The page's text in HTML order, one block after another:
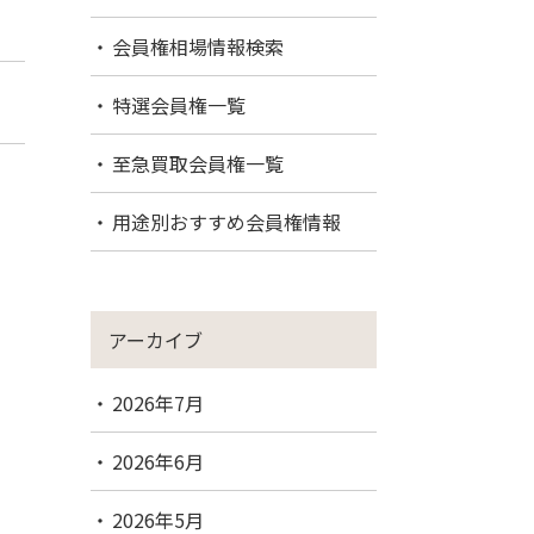
会員権相場情報検索
特選会員権一覧
至急買取会員権一覧
用途別おすすめ会員権情報
アーカイブ
2026年7月
2026年6月
2026年5月